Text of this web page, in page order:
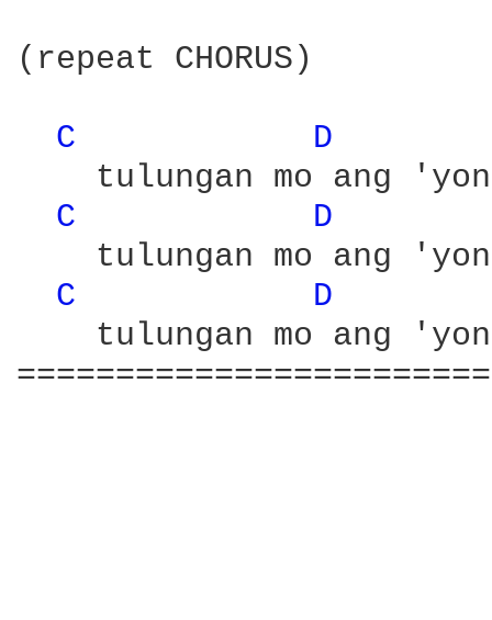
(repeat CHORUS)
C
D
tulungan mo ang
C
D
tulungan mo ang
C
D
tulungan mo ang